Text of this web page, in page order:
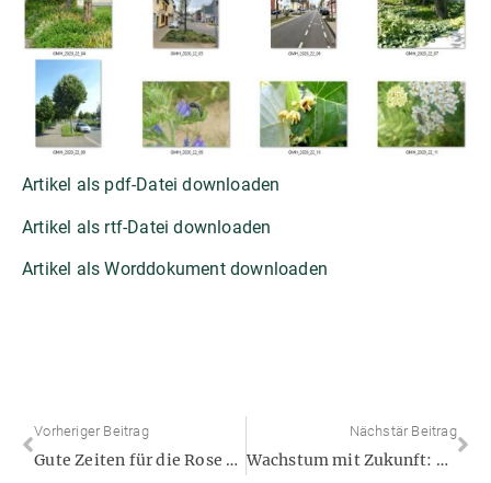
Artikel als pdf-Datei downloaden
Artikel als rtf-Datei downloaden
Artikel als Worddokument downloaden
Vorheriger Beitrag
Gute Zeiten für die Rose – als Klimaheldin und Nektarspenderin
Nächstär Beitrag
Wachstum mit Zukunft: Diese Klimagehölze verschönern den Garten